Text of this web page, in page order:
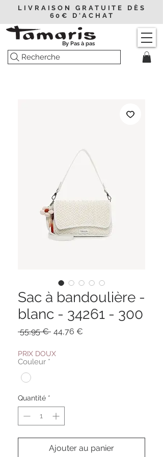
LIVRAISON GRATUITE DÈS
60€ D'ACHAT
Recherche
By Pas à pas
Sac à bandoulière -
blanc - 34261 - 300
55,95 € Prix
44,76 €
PRIX DOUX
Couleur *
Quantité *
Ajouter au panier